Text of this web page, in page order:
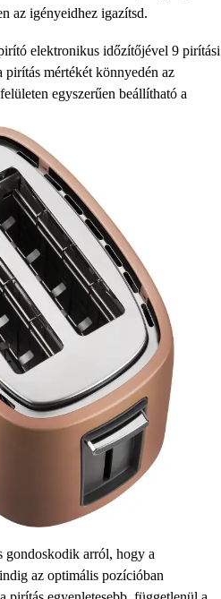
az igényeidhez igazítsd.
elektronikus időzítőjével 9 pirítási
mértékét könnyedén az
egyszerűen beállítható a
gondoskodik arról, hogy a
az optimális pozícióban